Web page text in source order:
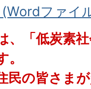
ファイ
、「低炭素
民の皆さま